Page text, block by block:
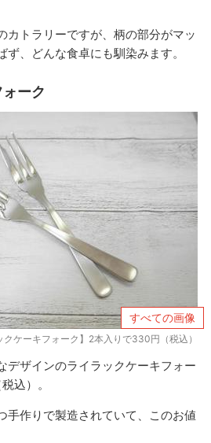
カトラリーですが、柄の部分がマッ
ず、どんな食卓にも馴染みます。
ーク
すべての画像
ケーキフォーク】2本入りで330円（税込）
デザインのライラックケーキフォー
込）。
手作りで製造されていて、このお値